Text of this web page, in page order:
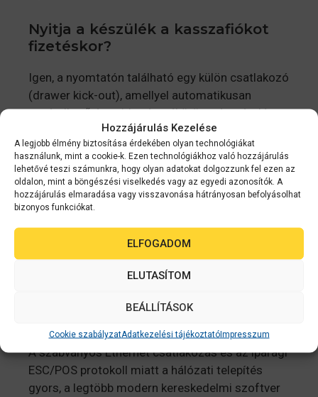
Hozzájárulás Kezelése
A legjobb élmény biztosítása érdekében olyan technológiákat
használunk, mint a cookie-k. Ezen technológiákhoz való hozzájárulás
lehetővé teszi számunkra, hogy olyan adatokat dolgozzunk fel ezen az
oldalon, mint a böngészési viselkedés vagy az egyedi azonosítók. A
hozzájárulás elmaradása vagy visszavonása hátrányosan befolyásolhat
bizonyos funkciókat.
ELFOGADOM
ELUTASÍTOM
BEÁLLÍTÁSOK
Cookie szabályzatAdatkezelési tájékoztatóImpresszum
Nyitja a készülék a kasszafiókot
fizetéskor?
Igen, a nyomtatón található egy külön csatlakozó
(drawer kick-out), amellyel automatikusan
vezérelhető és nyitható a rákötött pénztároló
Kell festékpatron ebbe a
nyomtatóba?
Nem, mivel a készülék direkt hőnyomtató
technológiával működik. A karakterek hő
hatására jelennek meg a speciális papíron, így
festékre vagy szalagra nincs szükség.
Mennyire bonyolult beállítani a
A szabványos Ethernet csatlakozás és az iparági
ESC/POS protokoll miatt a hálózati telepítés
gyors, a legtöbb modern kereskedelmi szoftver